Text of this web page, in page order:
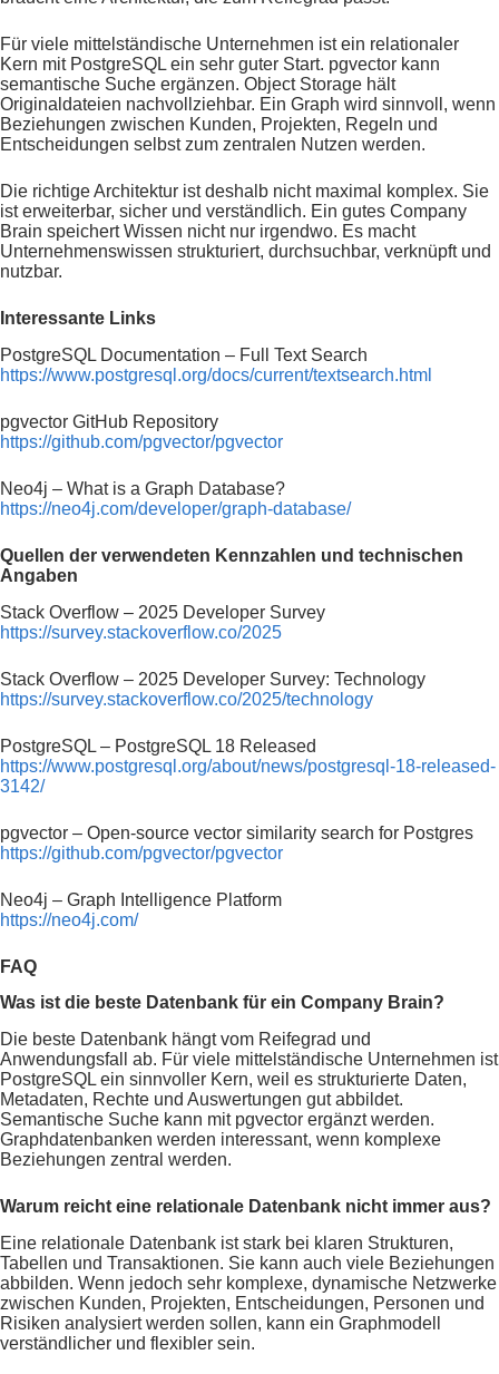
Für viele mittelständische Unternehmen ist ein relationaler
Kern mit PostgreSQL ein sehr guter Start. pgvector kann
semantische Suche ergänzen. Object Storage hält
Originaldateien nachvollziehbar. Ein Graph wird sinnvoll, wenn
Beziehungen zwischen Kunden, Projekten, Regeln und
Entscheidungen selbst zum zentralen Nutzen werden.
Die richtige Architektur ist deshalb nicht maximal komplex. Sie
ist erweiterbar, sicher und verständlich. Ein gutes Company
Brain speichert Wissen nicht nur irgendwo. Es macht
Unternehmenswissen strukturiert, durchsuchbar, verknüpft und
nutzbar.
Interessante Links
PostgreSQL Documentation – Full Text Search
https://www.postgresql.org/docs/current/textsearch.html
pgvector GitHub Repository
https://github.com/pgvector/pgvector
Neo4j – What is a Graph Database?
https://neo4j.com/developer/graph-database/
Quellen der verwendeten Kennzahlen und technischen
Angaben
Stack Overflow – 2025 Developer Survey
https://survey.stackoverflow.co/2025
Stack Overflow – 2025 Developer Survey: Technology
https://survey.stackoverflow.co/2025/technology
PostgreSQL – PostgreSQL 18 Released
https://www.postgresql.org/about/news/postgresql-18-released-
3142/
pgvector – Open-source vector similarity search for Postgres
https://github.com/pgvector/pgvector
Neo4j – Graph Intelligence Platform
https://neo4j.com/
FAQ
Was ist die beste Datenbank für ein Company Brain?
Die beste Datenbank hängt vom Reifegrad und
Anwendungsfall ab. Für viele mittelständische Unternehmen ist
PostgreSQL ein sinnvoller Kern, weil es strukturierte Daten,
Metadaten, Rechte und Auswertungen gut abbildet.
Semantische Suche kann mit pgvector ergänzt werden.
Graphdatenbanken werden interessant, wenn komplexe
Beziehungen zentral werden.
Warum reicht eine relationale Datenbank nicht immer aus?
Eine relationale Datenbank ist stark bei klaren Strukturen,
Tabellen und Transaktionen. Sie kann auch viele Beziehungen
abbilden. Wenn jedoch sehr komplexe, dynamische Netzwerke
zwischen Kunden, Projekten, Entscheidungen, Personen und
Risiken analysiert werden sollen, kann ein Graphmodell
verständlicher und flexibler sein.